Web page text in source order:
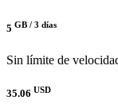
5 GB / 3 días
Sin límite de
35.06 USD